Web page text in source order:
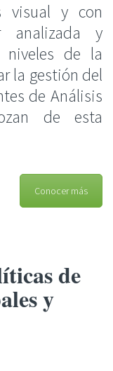
visual y con
analizada y
de la
la gestión del
de Análisis
de esta
Conocer más
de
y